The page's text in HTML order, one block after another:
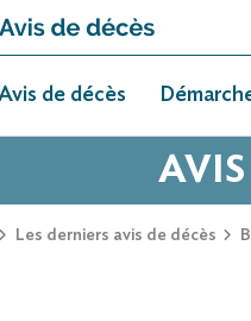
de décès
AVIS
Les derniers avis de décès